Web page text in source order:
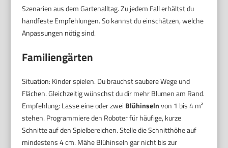
Szenarien aus dem Gartenalltag. Zu jedem Fall erhältst du
handfeste Empfehlungen. So kannst du einschätzen, welche
Anpassungen nötig sind.
Familiengärten
Situation: Kinder spielen. Du brauchst saubere Wege und
Flächen. Gleichzeitig wünschst du dir mehr Blumen am Rand.
Empfehlung: Lasse eine oder zwei Blühinselnvon 1 bis 4 m²
stehen. Programmiere den Roboter für häufige, kurze
Schnitte auf den Spielbereichen. Stelle die Schnitthöhe auf
mindestens 4 cm. Mähe Blühinseln gar nicht bis zur